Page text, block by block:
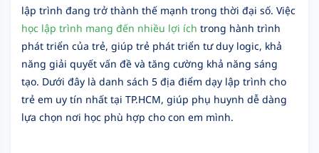
lập trình đang trở thành thế mạnh trong thời đại số. Việc
học lập trình mang đến nhiều lợi ích trong hành trình
phát triển của trẻ, giúp trẻ phát triển tư duy logic, khả
năng giải quyết vấn đề và tăng cường khả năng sáng
tạo. Dưới đây là danh sách 5 địa điểm dạy lập trình cho
trẻ em uy tín nhất tại TP.HCM, giúp phụ huynh dễ dàng
lựa chọn nơi học phù hợp cho con em mình.